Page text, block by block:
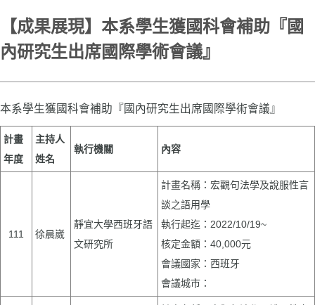
【成果展現】本系學生獲國科會補助『國
內研究生出席國際學術會議』
本系學生獲國科會補助『國內研究生出席國際學術會議』
計畫
年度
主持人
姓名
執行機關 內容
111 徐晨崴
靜宜大學西班牙語
文研究所
計畫名稱：宏觀句法學及說服性言
談之語用學
執行起迄：2022/10/19~
核定金額：40,000元
會議國家：西班牙
會議城市：